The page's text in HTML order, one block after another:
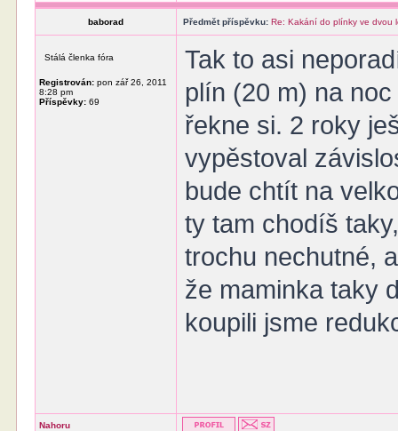
baborad Předmět příspěvku: Re: Kakání do plínky ve dvou
Stálá členka fóra
Registrován: pon zář 26, 2011
8:28 pm
Příspěvky: 69
Tak to asi
plín (20 m) na
řekne si. 2 roky
vypěstoval
bude chtít na
ty tam chodíš
trochu nechutné,
že maminka taky
koupili jsme
Nahoru